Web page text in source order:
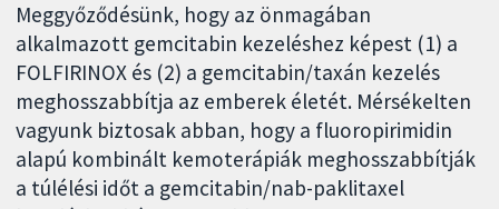
Meggyőződésünk, hogy az önmagában
alkalmazott gemcitabin kezeléshez képest (1) a
FOLFIRINOX és (2) a gemcitabin/taxán kezelés
meghosszabbítja az emberek életét. Mérsékelten
vagyunk biztosak abban, hogy a fluoropirimidin
alapú kombinált kemoterápiák meghosszabbítják
a túlélési időt a gemcitabin/nab-paklitaxel